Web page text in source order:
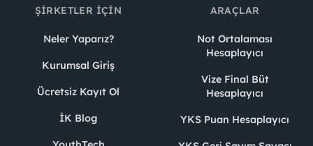
ŞIRKETLER İÇIN
Neler Yaparız?
Kurumsal Giriş
Ücretsiz Kayıt Ol
İK Blog
ARAÇLAR
Not Ortalaması
Hesaplayıcı
Vize Final Büt
Hesaplayıcı
YKS Puan Hesaplayıcı